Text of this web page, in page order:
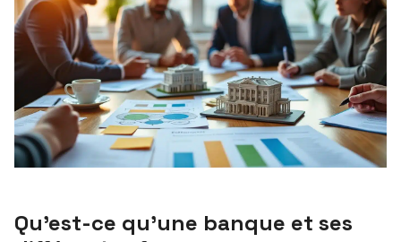
Qu’est-ce qu’une banque et ses